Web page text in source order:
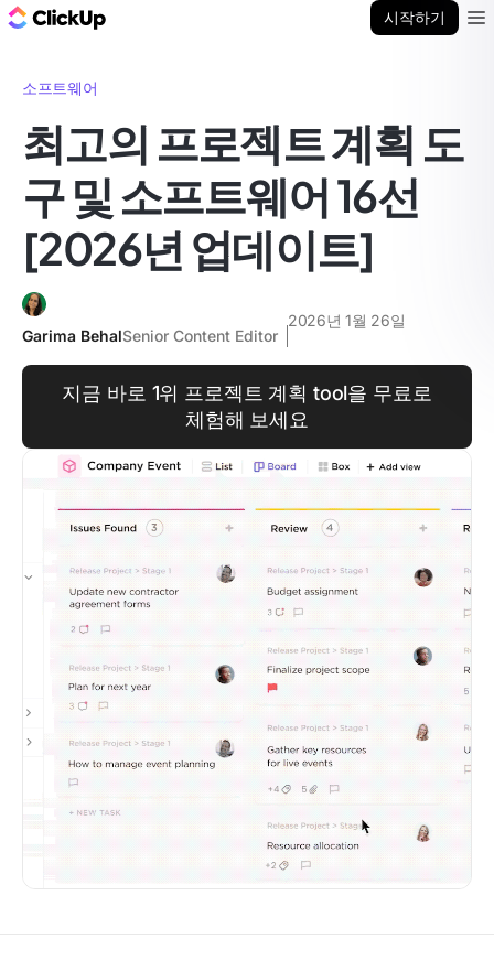
시작하기
소프트웨어
최고의 프로젝트 계획 도
구 및 소프트웨어 16선
[2026년 업데이트]
Garima BehalSenior Content Editor
2026년 1월 26일
지금 바로 1위 프로젝트 계획 tool을 무료로
체험해 보세요